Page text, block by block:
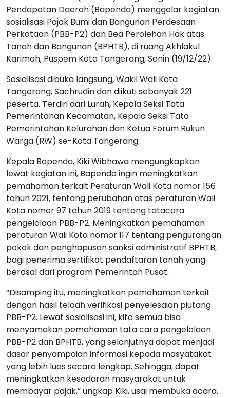
Pendapatan Daerah (Bapenda) menggelar kegiatan
sosialisasi Pajak Bumi dan Bangunan Perdesaan
Perkotaan (PBB-P2) dan Bea Perolehan Hak atas
Tanah dan Bangunan (BPHTB), di ruang Akhlakul
Karimah, Puspem Kota Tangerang, Senin (19/12/22).
Sosialisasi dibuka langsung, Wakil Wali Kota
Tangerang, Sachrudin dan diikuti sebanyak 221
peserta. Terdiri dari Lurah, Kepala Seksi Tata
Pemerintahan Kecamatan, Kepala Seksi Tata
Pemerintahan Kelurahan dan Ketua Forum Rukun
Warga (RW) se-Kota Tangerang.
Kepala Bapenda, Kiki Wibhawa mengungkapkan
lewat kegiatan ini, Bapenda ingin meningkatkan
pemahaman terkait Peraturan Wali Kota nomor 156
tahun 2021, tentang perubahan atas peraturan Wali
Kota nomor 97 tahun 2019 tentang tatacara
pengelolaan PBB-P2. Meningkatkan pemahaman
peraturan Wali Kota nomor 117 tentang pengurangan
pokok dan penghapusan sanksi administratif BPHTB,
bagi penerima sertifikat pendaftaran tanah yang
berasal dari program Pemerintah Pusat.
“Disamping itu, meningkatkan pemahaman terkait
dengan hasil telaah verifikasi penyelesaian piutang
PBB-P2. Lewat sosialisasi ini, kita semua bisa
menyamakan pemahaman tata cara pengelolaan
PBB-P2 dan BPHTB, yang selanjutnya dapat menjadi
dasar penyampaian informasi kepada masyatakat
yang lebih luas secara lengkap. Sehingga, dapat
meningkatkan kesadaran masyarakat untuk
membayar pajak,” ungkap Kiki, usai membuka acara.